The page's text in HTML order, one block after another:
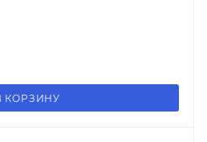
КОРЗИНУ